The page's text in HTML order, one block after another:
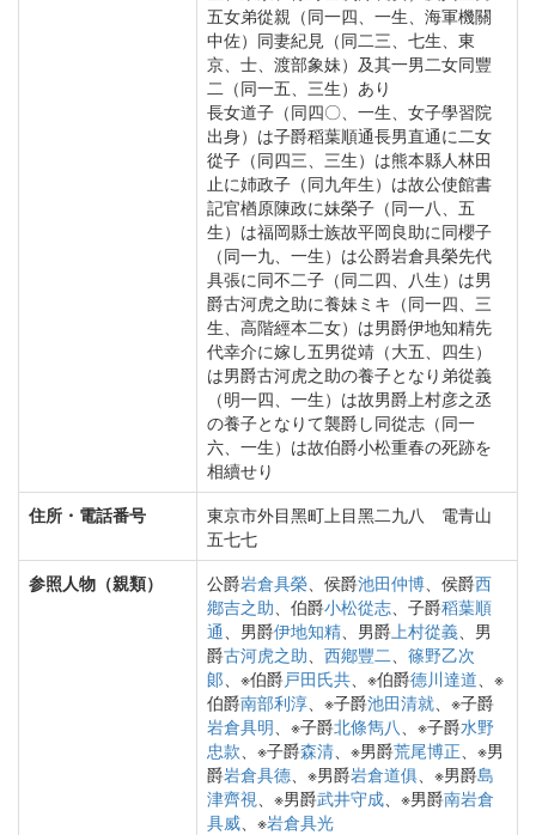
五女弟從親（同一四、一生、海軍機關
中佐）同妻紀見（同二三、七生、東
京、士、渡部象妹）及其一男二女同豐
二（同一五、三生）あり
長女道子（同四〇、一生、女子學習院
出身）は子爵稻葉順通長男直通に二女
從子（同四三、三生）は熊本縣人林田
止に姉政子（同九年生）は故公使館書
記官楢原陳政に妹榮子（同一八、五
生）は福岡縣士族故平岡良助に同櫻子
（同一九、一生）は公爵岩倉具榮先代
具張に同不二子（同二四、八生）は男
爵古河虎之助に養妹ミキ（同一四、三
生、高階經本二女）は男爵伊地知精先
代幸介に嫁し五男從靖（大五、四生）
は男爵古河虎之助の養子となり弟從義
（明一四、一生）は故男爵上村彦之丞
の養子となりて襲爵し同從志（同一
六、一生）は故伯爵小松重春の死跡を
相續せり
住所・電話番号
東京市外目黑町上目黑二九八 電青山
五七七
参照人物（親類）
公爵岩倉具榮、侯爵池田仲博、侯爵西
鄕吉之助、伯爵小松從志、子爵稻葉順
通、男爵伊地知精、男爵上村從義、男
爵古河虎之助、 西鄕豐二、 篠野乙次
郞、※伯爵戸田氏共、※伯爵德川達道、※
伯爵南部利淳、※子爵池田清就、※子爵
岩倉具明、※子爵北條雋八、※子爵水野
忠款、※子爵森清、※男爵荒尾博正、※男
爵岩倉具德、※男爵岩倉道俱、※男爵島
津齊視、※男爵武井守成、※男爵南岩倉
具威、※岩倉具光